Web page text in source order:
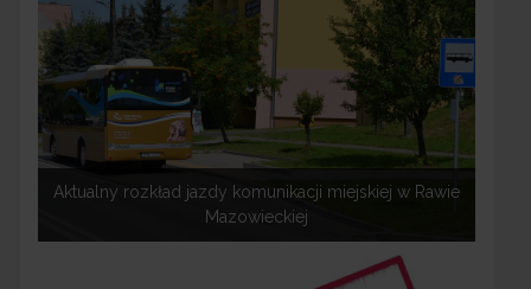
Aktualny rozkład jazdy komunikacji miejskiej w Rawie
Mazowieckiej